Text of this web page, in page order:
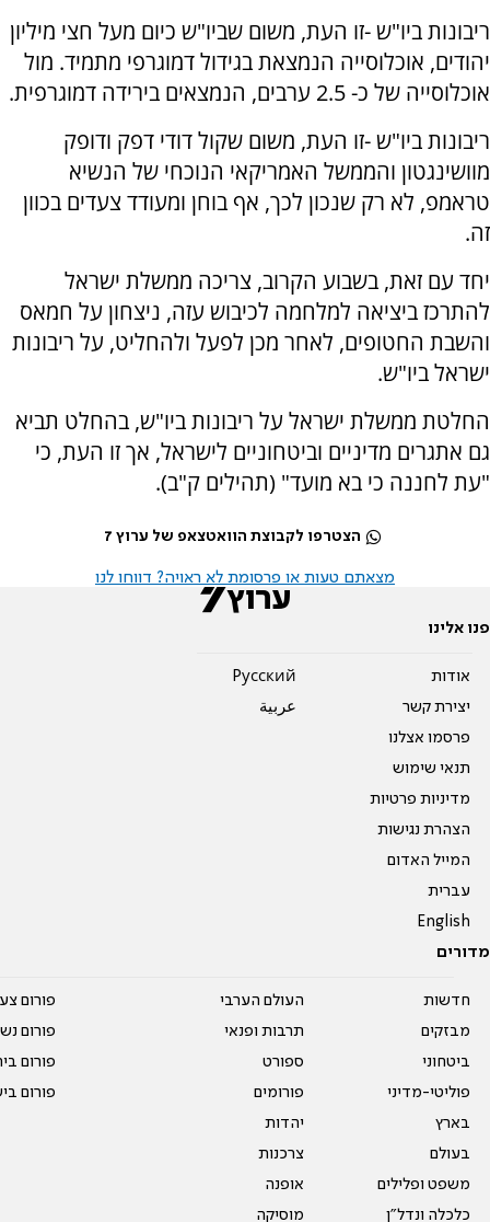
ריבונות ביו"ש -זו העת, משום שביו"ש כיום מעל חצי מיליון
יהודים, אוכלוסייה הנמצאת בגידול דמוגרפי מתמיד. מול
אוכלוסייה של כ- 2.5 ערבים, הנמצאים בירידה דמוגרפית.
ריבונות ביו"ש -זו העת, משום שקול דודי דפק ודופק
מוושינגטון והממשל האמריקאי הנוכחי של הנשיא
טראמפ, לא רק שנכון לכך, אף בוחן ומעודד צעדים בכוון
זה.
יחד עם זאת, בשבוע הקרוב, צריכה ממשלת ישראל
להתרכז ביציאה למלחמה לכיבוש עזה, ניצחון על חמאס
והשבת החטופים, לאחר מכן לפעל ולהחליט, על ריבונות
ישראל ביו"ש.
החלטת ממשלת ישראל על ריבונות ביו"ש, בהחלט תביא
גם אתגרים מדיניים וביטחוניים לישראל, אך זו העת, כי
"עת לחננה כי בא מועד" (תהילים ק"ב).
הצטרפו לקבוצת הוואטצאפ של ערוץ 7
מצאתם טעות או פרסומת לא ראויה? דווחו לנו
פנו אלינו
אודות
יצירת קשר
פרסמו אצלנו
תנאי שימוש
מדיניות פרטיות
הצהרת נגישות
המייל האדום
עברית
English
Pусский
عربية
מדורים
חדשות
מבזקים
ביטחוני
פוליטי-מדיני
בארץ
בעולם
משפט ופלילים
כלכלה ונדל"ן
העולם הערבי
תרבות ופנאי
ספורט
פורומים
יהדות
צרכנות
אופנה
מוסיקה
פורום
פורום
פורום
פורום